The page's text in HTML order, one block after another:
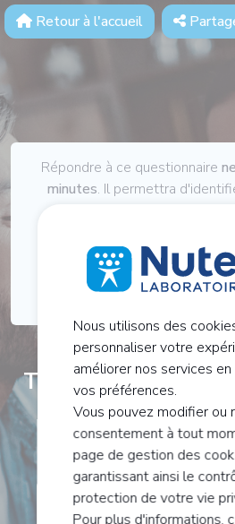
Retour à l'accueil
Répondre à ce questionnaire
minutes. Il permettra
Des conseils spécifiques
Une prise en charge
Tout d'abord,
de vous,
Un homme
Nous utilisons des
personnaliser votre
améliorer nos services
vos préférences.
Vous pouvez modifier ou
consentement à tout
page de gestion des
garantissant ainsi le
protection de votre vie
Pour plus d'informations,